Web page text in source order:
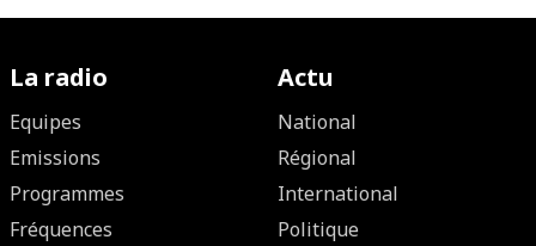
La radio
Equipes
Emissions
Programmes
Fréquences
Actu
National
Régional
International
Politique